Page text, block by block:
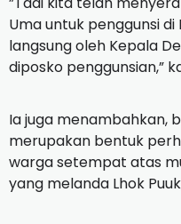
Uma untuk penggunsi
langsung oleh Kepala
diposko penggunsian,”
Ia juga menambahkan,
merupakan bentuk
warga setempat atas
yang melanda Lhok